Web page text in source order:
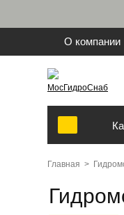
О компании
МосГидроСнаб
Главная >